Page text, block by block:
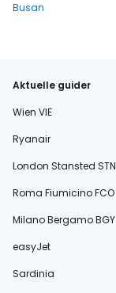
Busan
Aktuelle guider
Wien VIE
Ryanair
London Stansted STN
Roma Fiumicino FCO
Milano Bergamo BGY
easyJet
Sardinia